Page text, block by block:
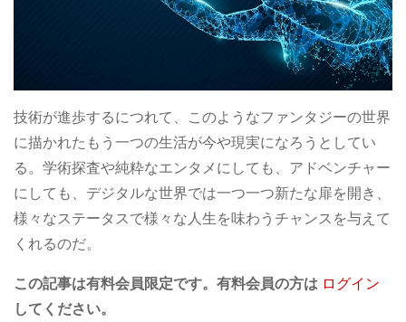
技術が進歩するにつれて、このようなファンタジーの世界
に描かれたもう一つの生活が今や現実になろうとしてい
る。学術探査や純粋なエンタメにしても、アドベンチャー
にしても、デジタルな世界では一つ一つ新たな扉を開き、
様々なステータスで様々な人生を味わうチャンスを与えて
くれるのだ。
この記事は有料会員限定です。有料会員の方は ログイン
してください。